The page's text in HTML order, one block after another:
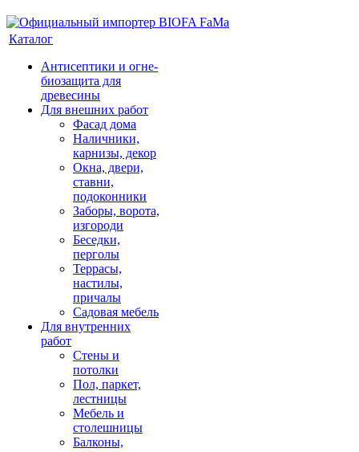
Каталог
Антисептики и огне-
биозащита для
древесины
Для внешних работ
Фасад дома
Наличники,
карнизы, декор
Окна, двери,
ставни,
подоконники
Заборы, ворота,
изгороди
Беседки,
перголы
Террасы,
настилы,
причалы
Садовая мебель
Для внутренних
работ
Стены и
потолки
Пол, паркет,
лестницы
Мебель и
столешницы
Балконы,